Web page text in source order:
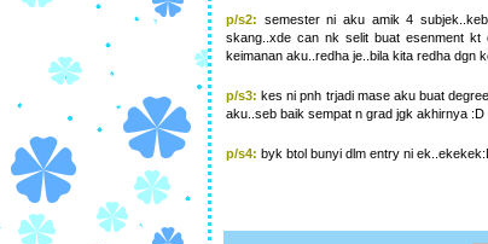
p/s2: semester ni aku amik 4
skang..xde can nk selit buat esenment kt
keimanan aku..redha je..bila kita redha dgn
p/s3: kes ni pnh trjadi mase aku buat
aku..seb baik sempat n grad jgk akhirnya :D
p/s4: byk btol bunyi dlm entry ni